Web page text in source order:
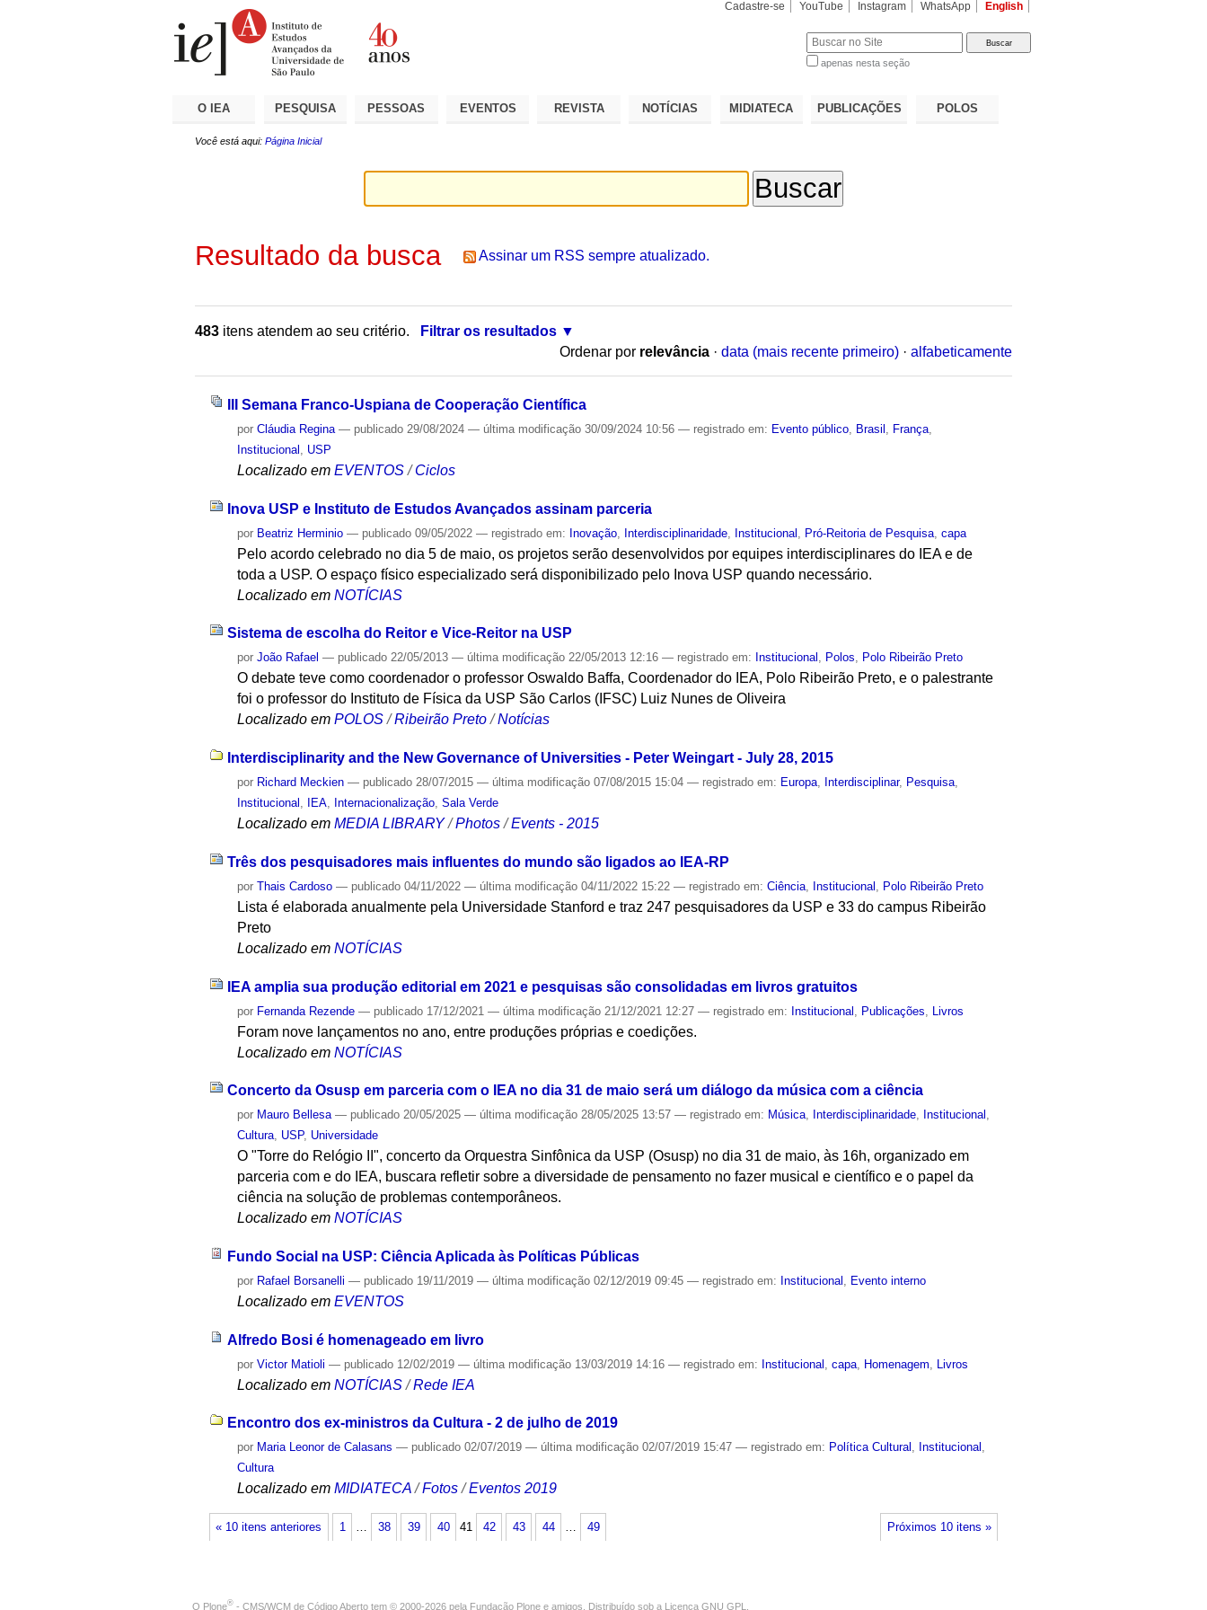
Cadastre-se YouTube Instagram WhatsApp English
apenas nesta seção
O IEA PESQUISA PESSOAS EVENTOS REVISTA NOTÍCIAS MIDIATECA PUBLICAÇÕES POLOS
Você está aqui: Página Inicial
Resultado da busca Assinar um RSS sempre atualizado.
483 itens atendem ao seu critério.
Filtrar os resultados
Ordenar por relevância · data (mais recente primeiro) · alfabeticamente
III Semana Franco-Uspiana de Cooperação Científica
porCláudia Regina — publicado 29/08/2024— última modificação 30/09/2024 10:56— registrado em: Evento público Brasil França
Institucional
USP
Localizado em EVENTOS /Ciclos
Inova USP e Instituto de Estudos Avançados assinam parceria
por Beatriz Herminio — publicado 09/05/2022— registrado em: Inovação Interdisciplinaridade Institucional Pró-Reitoria de Pesquisa ,capa
Pelo acordo celebrado no dia 5 de maio, os projetos serão desenvolvidos por equipes interdisciplinares do IEA e de
toda a USP. O espaço físico especializado será disponibilizado pelo Inova USP quando necessário.
Localizado em NOTÍCIAS
Sistema de escolha do Reitor e Vice-Reitor na USP
porJoão Rafael — publicado 22/05/2013— última modificação 22/05/2013 12:16— registrado em: Institucional , Polos, Polo Ribeirão Preto
O debate teve como coordenador o professor Oswaldo Baffa, Coordenador do IEA, Polo Ribeirão Preto, e o palestrante
foi o professor do Instituto de Física da USP São Carlos (IFSC) Luiz Nunes de Oliveira
Localizado em POLOS /Ribeirão Preto /Notícias
Interdisciplinarity and the New Governance of Universities - Peter Weingart - July 28, 2015
por Richard Meckien — publicado 28/07/2015— última modificação 07/08/2015 15:04— registrado em: Europa, Interdisciplinar, Pesquisa,
Institucional , IEA, Internacionalização,Sala Verde
Localizado em MEDIA LIBRARY /Photos /Events - 2015
Três dos pesquisadores mais influentes do mundo são ligados ao IEA-RP
porThais Cardoso — publicado 04/11/2022— última modificação 04/11/2022 15:22— registrado em:Ciência Institucional Polo Ribeirão Preto
Lista é elaborada anualmente pela Universidade Stanford e traz 247 pesquisadores da USP e 33 do campus Ribeirão
Preto
Localizado em NOTÍCIAS
IEA amplia sua produção editorial em 2021 e pesquisas são consolidadas em livros gratuitos
por Fernanda Rezende — publicado 17/12/2021— última modificação 21/12/2021 12:27— registrado em: Institucional Publicações Livros
Foram nove lançamentos no ano, entre produções próprias e coedições.
Localizado em NOTÍCIAS
Concerto da Osusp em parceria com o IEA no dia 31 de maio será um diálogo da música com a ciência
por Mauro Bellesa — publicado 20/05/2025— última modificação 28/05/2025 13:57— registrado em: Música, Interdisciplinaridade, Institucional ,
Cultura, USP, Universidade
O "Torre do Relógio II", concerto da Orquestra Sinfônica da USP (Osusp) no dia 31 de maio, às 16h, organizado em
parceria com e do IEA, buscara refletir sobre a diversidade de pensamento no fazer musical e científico e o papel da
ciência na solução de problemas contemporâneos.
Localizado em NOTÍCIAS
Fundo Social na USP: Ciência Aplicada às Políticas Públicas
por Rafael Borsanelli — publicado 19/11/2019— última modificação 02/12/2019 09:45— registrado em: Institucional Evento interno
Localizado em EVENTOS
Alfredo Bosi é homenageado em livro
porVictor Matioli — publicado 12/02/2019— última modificação 13/03/2019 14:16— registrado em: Institucional ,capa Homenagem Livros
Localizado em NOTÍCIAS /Rede IEA
Encontro dos ex-ministros da Cultura - 2 de julho de 2019
por Maria Leonor de Calasans — publicado 02/07/2019— última modificação 02/07/2019 15:47— registrado em: Política Cultural , Institucional ,
Cultura
Localizado em MIDIATECA /Fotos /Eventos 2019
« 10 itens anteriores Próximos 10 itens »
1 38 39 40 41 42 43 44 49
O Plone® - CMS/WCM de Código Aberto tem © 2000-2026 pela Fundação Plone e amigos. Distribuído sob a Licença GNU GPL